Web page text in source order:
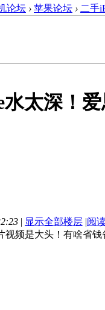
论坛 › 苹果论坛 › 二手
水太深！
| 显示全部楼层 |阅
视频是大头！有啥省